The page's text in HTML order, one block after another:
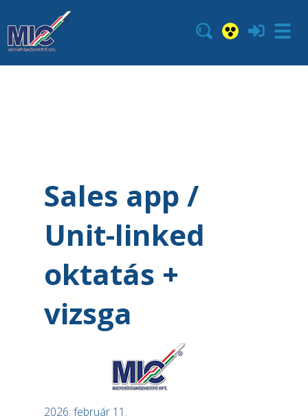
Sales app /
Unit-linked
oktatás +
vizsga
2026. február 11.